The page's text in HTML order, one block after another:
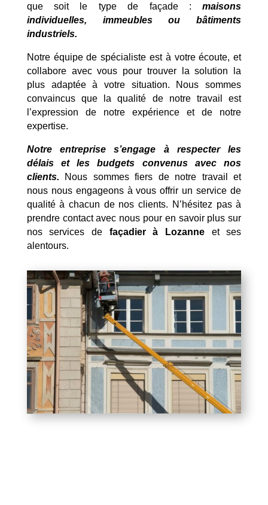
que soit le type de façade :maisons
individuelles, immeubles ou bâtiments
industriels.
Notre équipe de spécialiste est à votre écoute, et
collabore avec vous pour trouver la solution la
plus adaptée à votre situation. Nous sommes
convaincus que la qualité de notre travail est
l’expression de notre expérience et de notre
expertise.
Notre entreprise s’engage à respecter les
délais et les budgets convenus avec nos
clients. Nous sommes fiers de notre travail et
nous nous engageons à vous offrir un service de
qualité à chacun de nos clients. N’hésitez pas à
prendre contact avec nous pour en savoir plus sur
nos services de façadier à Lozanneet ses
alentours.